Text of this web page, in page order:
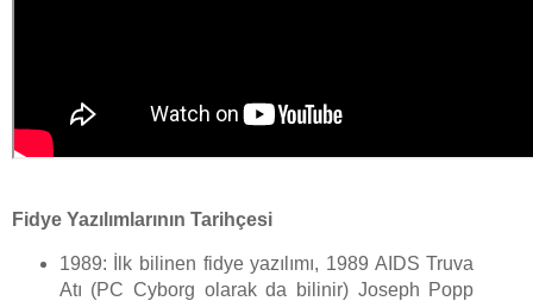
Fidye Yazılımlarının Tarihçesi
1989: İlk bilinen fidye yazılımı, 1989 AIDS Truva
Atı (PC Cyborg olarak da bilinir) Joseph Popp